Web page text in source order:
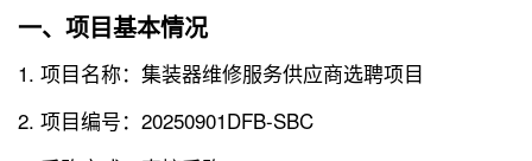
一、项目基本情况
1. 项目名称：集装器维修服务供应商选聘项目
2. 项目编号：20250901DFB-SBC